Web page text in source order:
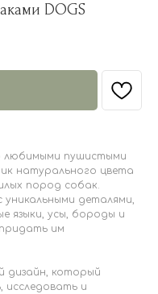
DOGS
любимыми пушистыми
натурального цвета
пород собак.
уникальными деталями,
языки, усы, бороды и
им
дизайн, который
и